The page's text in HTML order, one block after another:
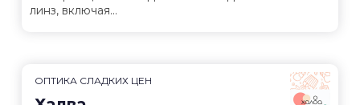
линз, включая...
ОПТИКА СЛАДКИХ ЦЕН